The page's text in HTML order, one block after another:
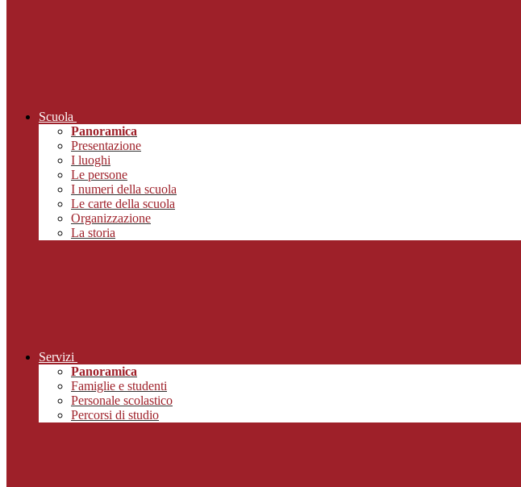
Scuola
Panoramica
Presentazione
I luoghi
Le persone
I numeri della scuola
Le carte della scuola
Organizzazione
La storia
Servizi
Panoramica
Famiglie e studenti
Personale scolastico
Percorsi di studio